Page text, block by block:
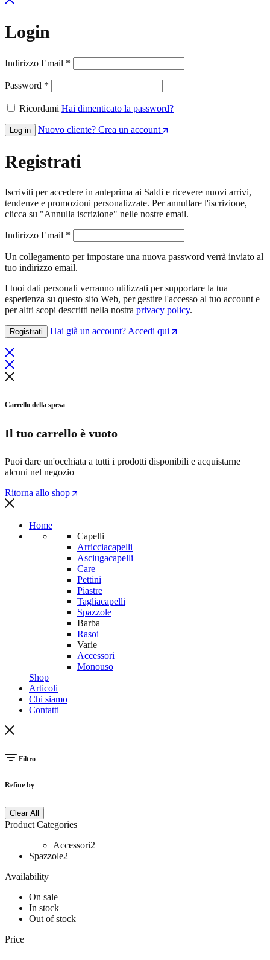
Login
Indirizzo Email *
Password *
Ricordami Hai dimenticato la password?
Log in Nuovo cliente? Crea un account
Registrati
Iscriviti per accedere in anteprima ai Saldi e ricevere nuovi arrivi,
tendenze e promozioni personalizzate. Per annullare l'iscrizione,
clicca su "Annulla iscrizione" nelle nostre email.
Indirizzo Email *
Un collegamento per impostare una nuova password verrà inviato al
tuo indirizzo email.
I tuoi dati personali verranno utilizzati per supportare la tua
esperienza su questo sito Web, per gestire l'accesso al tuo account e
per altri scopi descritti nella nostra privacy policy.
Registrati Hai già un account? Accedi qui
Carrello della spesa
Il tuo carrello è vuoto
Puoi dare un'occhiata a tutti i prodotti disponibili e acquistarne
alcuni nel negozio
Ritorna allo shop
Home
Capelli
Arricciacapelli
Asciugacapelli
Care
Pettini
Piastre
Tagliacapelli
Spazzole
Barba
Rasoi
Varie
Accessori
Monouso
Shop
Articoli
Chi siamo
Contatti
Filtro
Refine by
Clear All
Product Categories
Accessori2
Spazzole2
Availability
On sale
In stock
Out of stock
Price